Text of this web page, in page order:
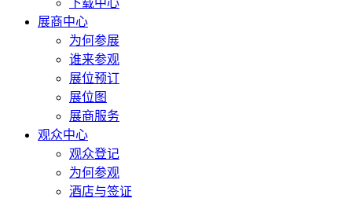
下载中心
展商中心
为何参展
谁来参观
展位预订
展位图
展商服务
观众中心
观众登记
为何参观
酒店与签证